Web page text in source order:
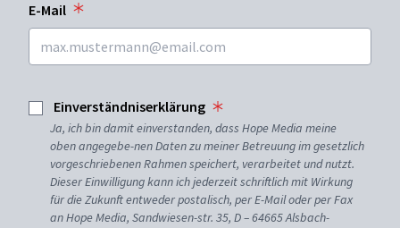
E-Mail
Einverständniserklärung
Ja, ich bin damit einverstanden, dass Hope Media meine
oben angegebe-nen Daten zu meiner Betreuung im gesetzlich
vorgeschriebenen Rahmen speichert, verarbeitet und nutzt.
Dieser Einwilligung kann ich jederzeit schriftlich mit Wirkung
für die Zukunft entweder postalisch, per E-Mail oder per Fax
an Hope Media, Sandwiesen-str. 35, D – 64665 Alsbach-